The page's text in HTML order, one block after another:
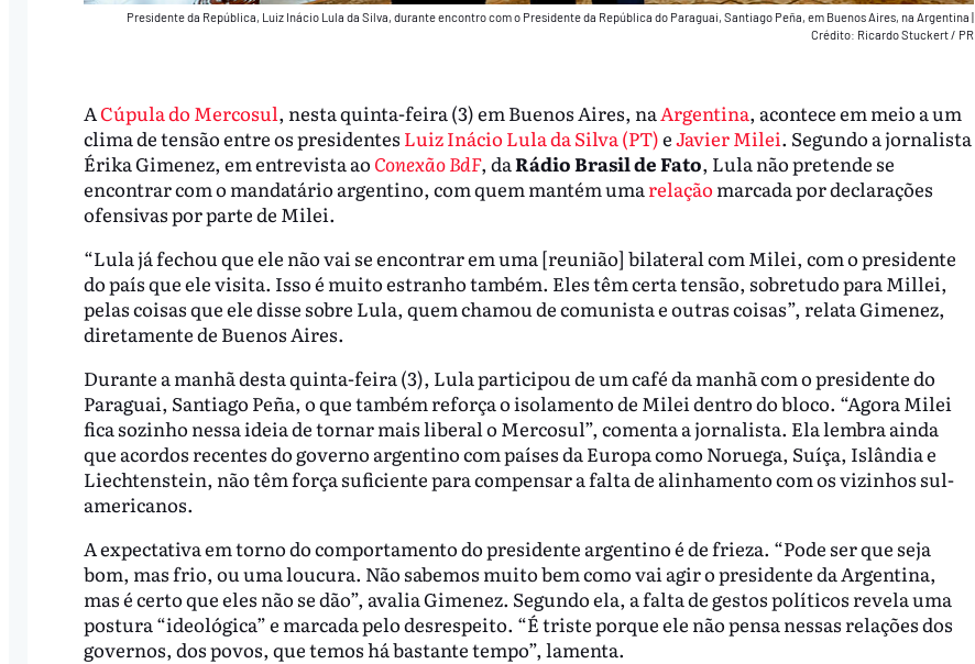
Presidente da República, Luiz Inácio Lula da Silva, durante encontro com o Presidente da República do Paraguai, Santiago Peña, em Buenos Aires, na Argentina
Crédito: Ricardo Stuckert / PR
ACúpula do Mercosul, nesta quinta-feira (3) em Buenos Aires, naArgentina, acontece em meio a um
clima de tensão entre os presidentes Luiz Inácio Lula da Silva (PT)eJavier Milei. Segundo a jornalista
Érika Gimenez, em entrevista ao Conexão BdF, daRádio Brasil de Fato, Lula não pretende se
encontrar com o mandatário argentino, com quem mantém umarelação marcada por declarações
ofensivas por parte de Milei.
“Lula já fechou que ele não vai se encontrar em uma [reunião] bilateral com Milei, com o presidente
do país que ele visita. Isso é muito estranho também. Eles têm certa tensão, sobretudo para Millei,
pelas coisas que ele disse sobre Lula, quem chamou de comunista e outras coisas”, relata Gimenez,
diretamente de Buenos Aires.
Durante a manhã desta quinta-feira (3), Lula participou de um café da manhã com o presidente do
Paraguai, Santiago Peña, o que também reforça o isolamento de Milei dentro do bloco. “Agora Milei
fica sozinho nessa ideia de tornar mais liberal o Mercosul”, comenta a jornalista. Ela lembra ainda
que acordos recentes do governo argentino com países da Europa como Noruega, Suíça, Islândia e
Liechtenstein, não têm força suficiente para compensar a falta de alinhamento com os vizinhos sul-
americanos.
A expectativa em torno do comportamento do presidente argentino é de frieza. “Pode ser que seja
bom, mas frio, ou uma loucura. Não sabemos muito bem como vai agir o presidente da Argentina,
mas é certo que eles não se dão”, avalia Gimenez. Segundo ela, a falta de gestos políticos revela uma
postura “ideológica” e marcada pelo desrespeito. “É triste porque ele não pensa nessas relações dos
governos, dos povos, que temos há bastante tempo”, lamenta.